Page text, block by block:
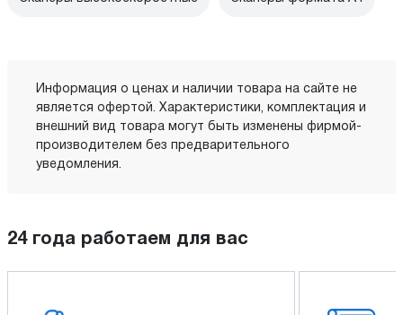
Информация о ценах и наличии товара на сайте не
является офертой. Характеристики, комплектация и
внешний вид товара могут быть изменены фирмой-
производителем без предварительного
уведомления.
24 года работаем для вас